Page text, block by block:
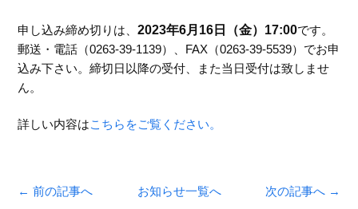
申し込み締め切りは、2023年6月16日（金）17:00です。
郵送・電話（0263-39-1139）、FAX（0263-39-5539）でお申
込み下さい。締切日以降の受付、また当日受付は致しませ
ん。
詳しい内容はこちらをご覧ください。
← 前の記事へ お知らせ一覧へ 次の記事へ →